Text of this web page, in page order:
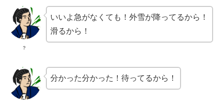
？
いいよ急がなくても！外雪が降ってるから！
滑るから！
分かった分かった！待ってるから！